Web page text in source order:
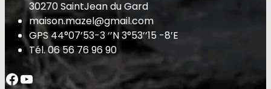
30270 SaintJean du Gard
maison.mazel@gmail.com
GPS 44°07’53-3 ‘’N 3°53’’15 -8’E
Tél. 06 56 76 96 90
Facebook YouTube